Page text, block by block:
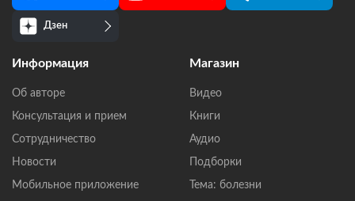
Дзен
Информация
Об авторе
Консультация и прием
Сотрудничество
Новости
Мобильное приложение
Магазин
Видео
Книги
Аудио
Подборки
Тема: болезни